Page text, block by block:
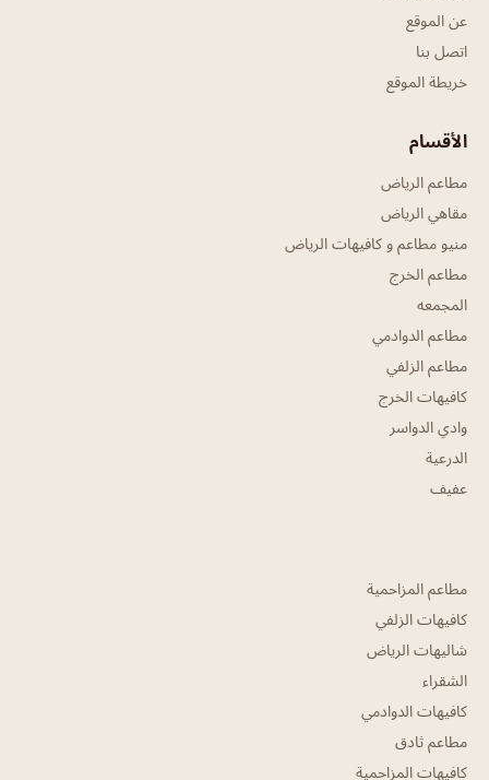
عن الموقع
اتصل بنا
خريطة الموقع
الأقسام
مطاعم الرياض
مقاهي الرياض
منيو مطاعم و كافيهات الرياض
مطاعم الخرج
المجمعه
مطاعم الدوادمي
مطاعم الزلفي
كافيهات الخرج
وادي الدواسر
الدرعية
عفيف
مطاعم المزاحمية
كافيهات الزلفي
شاليهات الرياض
الشقراء
كافيهات الدوادمي
مطاعم ثادق
كافيهات المزاحمية